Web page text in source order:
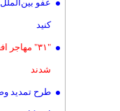
عفو
کنید
"۳۱" مهاجر
شدند
طرح تمدید